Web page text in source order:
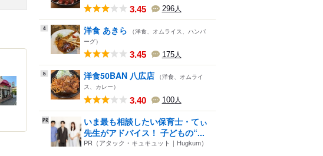
3.45 296人
4 洋食 あきら
（洋食、オムライス、ハンバ
ーグ）
3.45 175人
5 洋食50BAN 八広店 （洋食、オムライ
ス、カレー）
3.40 100人
いま最も相談したい保育士・てぃ
先生がアドバイス！ 子どもの“...
PR（アタック・キュキュット｜Hugkum）